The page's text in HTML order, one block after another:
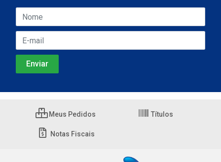
Meus Pedidos Títulos
Notas Fiscais